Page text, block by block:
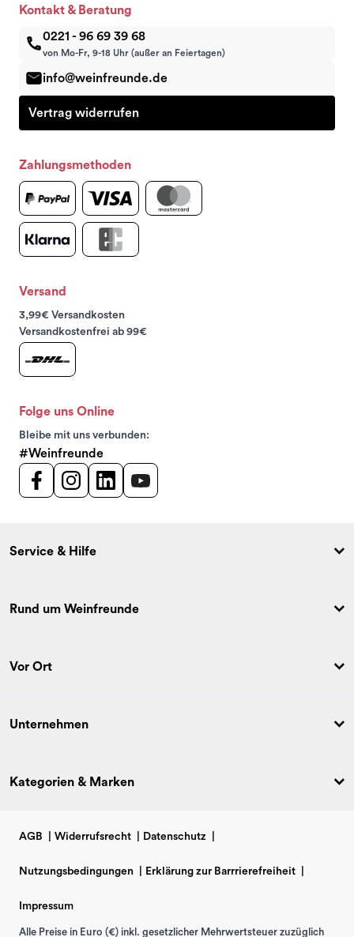
Kontakt & Beratung
0221 - 96 69 39 68
von Mo-Fr, 9-18 Uhr (außer an Feiertagen)
info@weinfreunde.de
Vertrag widerrufen
Zahlungsmethoden
Versand
3,99€ Versandkosten
Versandkostenfrei ab 99€
Folge uns Online
Bleibe mit uns verbunden:
#Weinfreunde
Service & Hilfe
Rund um Weinfreunde
Vor Ort
Unternehmen
Kategorien & Marken
AGB Widerrufsrecht Datenschutz
Nutzungsbedingungen Erklärung zur Barrrierefreiheit
Impressum
Alle Preise in Euro (€) inkl. gesetzlicher Mehrwertsteuer zuzüglich